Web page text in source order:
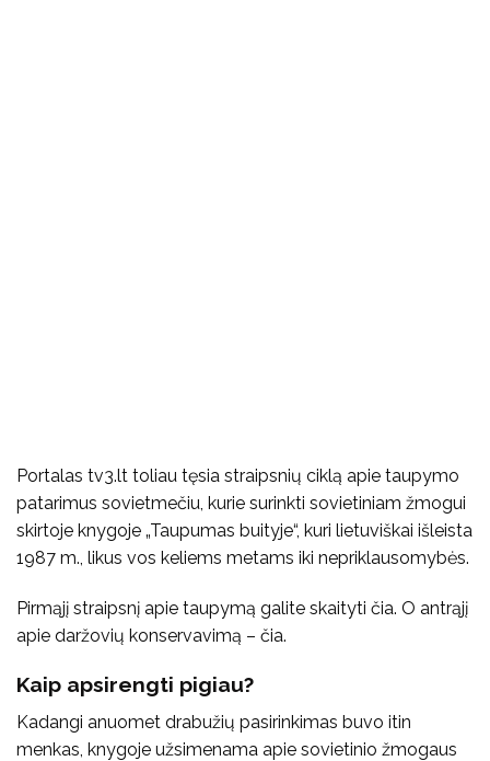
Portalas tv3.lt toliau tęsia straipsnių ciklą apie taupymo
patarimus sovietmečiu, kurie surinkti sovietiniam žmogui
skirtoje knygoje „Taupumas buityje“, kuri lietuviškai išleista
1987 m., likus vos keliems metams iki nepriklausomybės.
Pirmąjį straipsnį apie taupymą galite skaityti čia. O antrąjį
apie daržovių konservavimą – čia.
Kaip apsirengti pigiau?
Kadangi anuomet drabužių pasirinkimas buvo itin
menkas, knygoje užsimenama apie sovietinio žmogaus